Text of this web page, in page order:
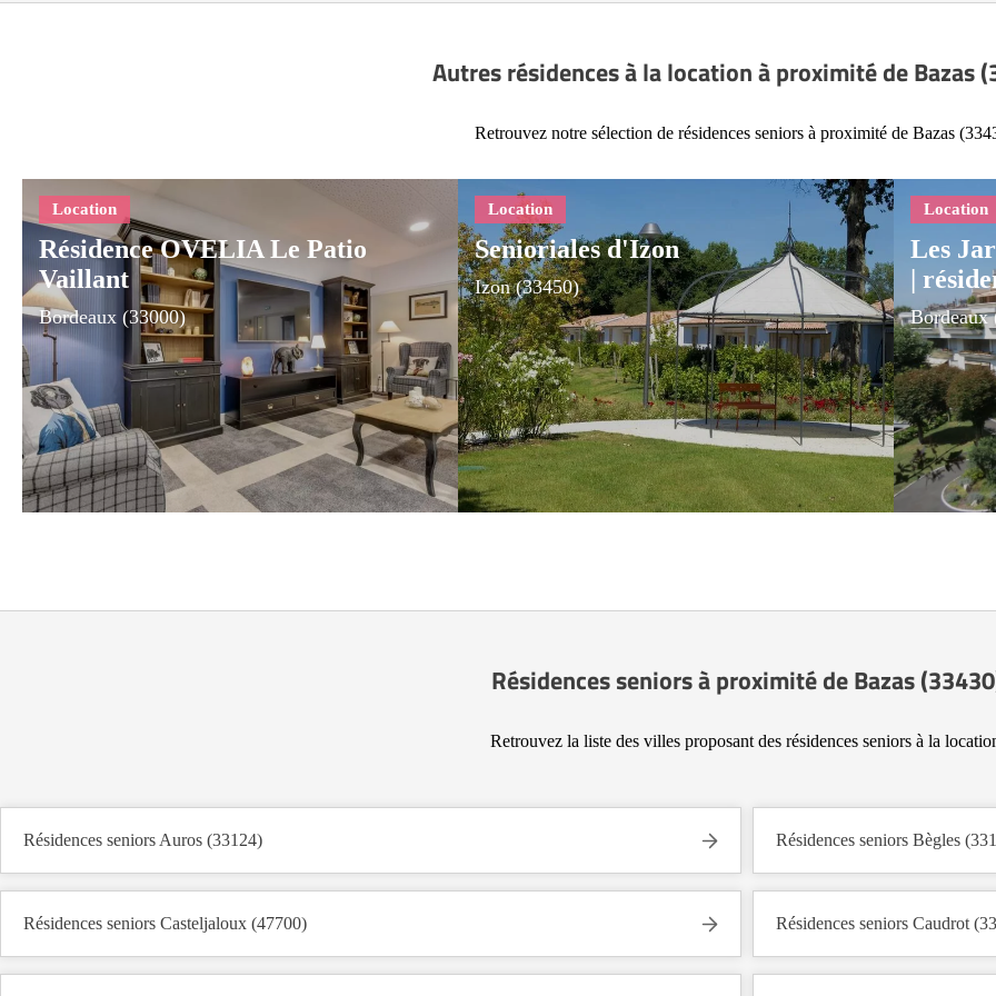
Autres résidences à la location à proximité de Bazas
Retrouvez notre sélection de résidences seniors à proximité de Bazas
Résidence OVELIA Le Patio
Vaillant
Bordeaux (33000)
Senioriales d'Izon
Izon (33450)
Les
|
Bordeaux
Résidences seniors à proximité de Bazas
Retrouvez la liste des villes proposant des résidences seniors à la
Résidences seniors Auros (33124) Résidences seniors Bègles
Résidences seniors Casteljaloux (47700) Résidences seniors Caudrot